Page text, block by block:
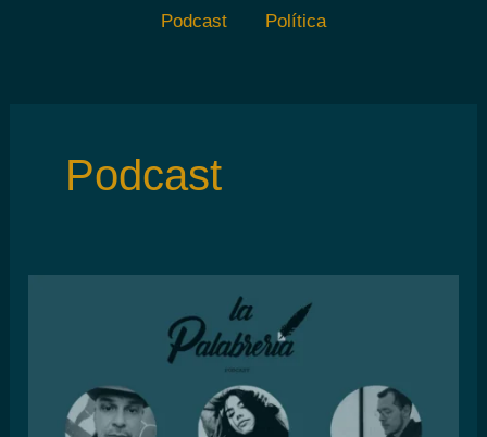
Podcast Política
Podcast